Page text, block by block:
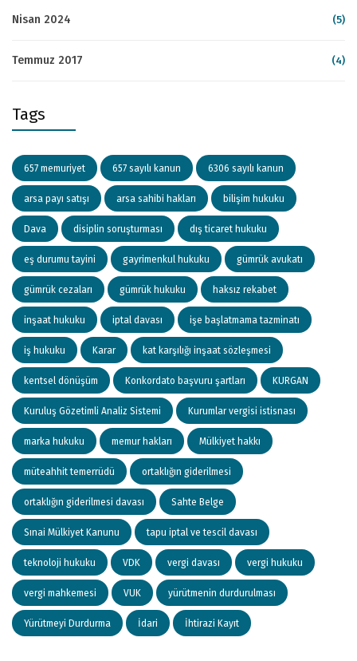
Nisan 2024 (5)
Temmuz 2017 (4)
Tags
657 memuriyet 657 sayılı kanun 6306 sayılı kanun
arsa payı satışı arsa sahibi hakları bilişim hukuku
Dava disiplin soruşturması dış ticaret hukuku
eş durumu tayini gayrimenkul hukuku gümrük avukatı
gümrük cezaları gümrük hukuku haksız rekabet
inşaat hukuku iptal davası işe başlatmama tazminatı
iş hukuku Karar kat karşılığı inşaat sözleşmesi
kentsel dönüşüm Konkordato başvuru şartları KURGAN
Kuruluş Gözetimli Analiz Sistemi Kurumlar vergisi istisnası
marka hukuku memur hakları Mülkiyet hakkı
müteahhit temerrüdü ortaklığın giderilmesi
ortaklığın giderilmesi davası Sahte Belge
Sınai Mülkiyet Kanunu tapu iptal ve tescil davası
teknoloji hukuku VDK vergi davası vergi hukuku
vergi mahkemesi VUK yürütmenin durdurulması
Yürütmeyi Durdurma İdari İhtirazi Kayıt